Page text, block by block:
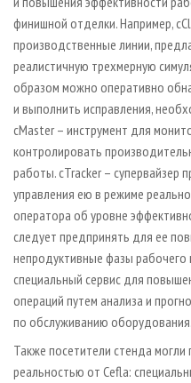
финишной отделки. Например,
производственные линии,
реалистичную трехмерную
образом можно оперативно
и выполнить исправления,
cMaster – инструмент для
контролировать
работы. cTracker – супервайзер
управления ею в режиме
оператора об уровне
следует предпринять для ее
непродуктивные фазы рабочего
специальный сервис для
операций путем анализа и
по обслуживанию оборудования.
Также посетители стенда могли
реальностью от Cefla: